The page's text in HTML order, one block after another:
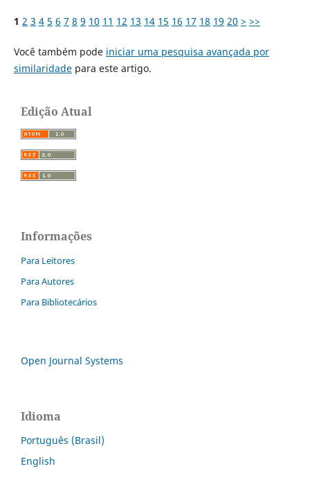
1 2 3 4 5 6 7 8 9 10 11 12 13 14 15 16 17 18 19 20 > >>
Você também pode iniciar uma pesquisa avançada por
similaridadepara este artigo.
Edição Atual
Informações
Para Leitores
Para Autores
Para Bibliotecários
Open Journal Systems
Idioma
Português (Brasil)
English